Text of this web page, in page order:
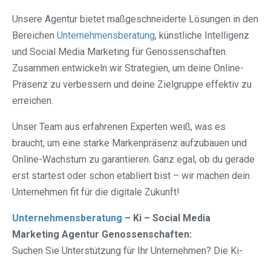
Unsere Agentur bietet maßgeschneiderte Lösungen in den
Bereichen Unternehmensberatung, künstliche Intelligenz
und Social Media Marketing für Genossenschaften.
Zusammen entwickeln wir Strategien, um deine Online-
Präsenz zu verbessern und deine Zielgruppe effektiv zu
erreichen.
Unser Team aus erfahrenen Experten weiß, was es
braucht, um eine starke Markenpräsenz aufzubauen und
Online-Wachstum zu garantieren. Ganz egal, ob du gerade
erst startest oder schon etabliert bist – wir machen dein
Unternehmen fit für die digitale Zukunft!
Unternehmensberatung – Ki – Social Media
Marketing Agentur Genossenschaften:
Suchen Sie Unterstützung für Ihr Unternehmen? Die Ki-